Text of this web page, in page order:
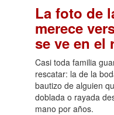
La foto de
merece
se ve en el
Casi toda familia
rescatar: la de la
bautizo de alguien
doblada o rayada
mano por años.